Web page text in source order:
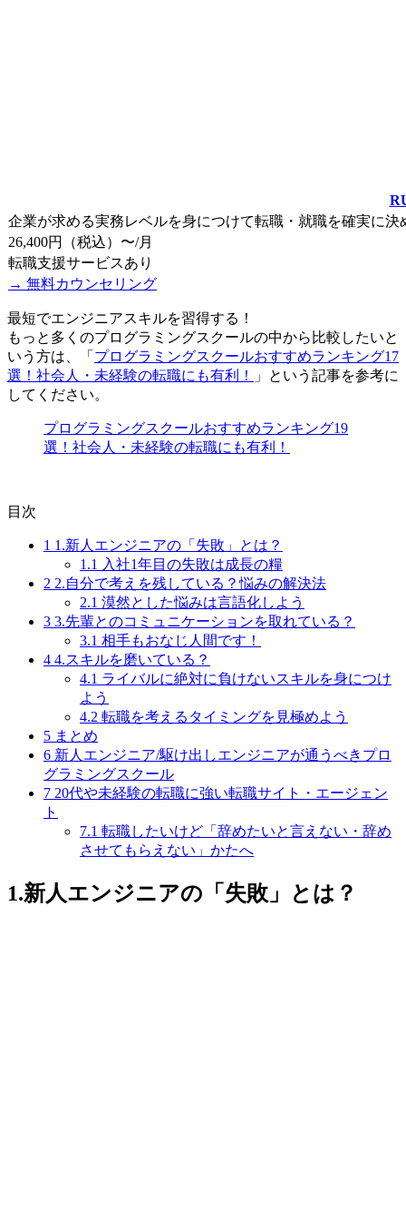
企業が求める実務レベルを身につけて転職・就職を確実に決
26,400円（税込）〜/月
転職支援サービスあり
→ 無料カウンセリング
最短でエンジニアスキルを習得する！
もっと多くのプログラミングスクールの中から比較したいと
いう方は、「 プログラミングスクールおすすめランキング17
選！社会人・未経験の転職にも有利！
」という記事を参考に
してください。
プログラミングスクールおすすめランキング19
選！社会人・未経験の転職にも有利！
目次
1 1.新人エンジニアの「失敗」とは？
1.1 入社1年目の失敗は成長の糧
2 2.自分で考えを残している？悩みの解決法
2.1 漠然とした悩みは言語化しよう
3 3.先輩とのコミュニケーションを取れている？
3.1 相手もおなじ人間です！
4 4.スキルを磨いている？
4.1 ライバルに絶対に負けないスキルを身につけ
よう
4.2 転職を考えるタイミングを見極めよう
5 まとめ
6 新人エンジニア/駆け出しエンジニアが通うべきプロ
グラミングスクール
7 20代や未経験の転職に強い転職サイト・エージェン
ト
7.1 転職したいけど「辞めたいと言えない・辞め
させてもらえない」かたへ
1.新人エンジニアの「失敗」とは？